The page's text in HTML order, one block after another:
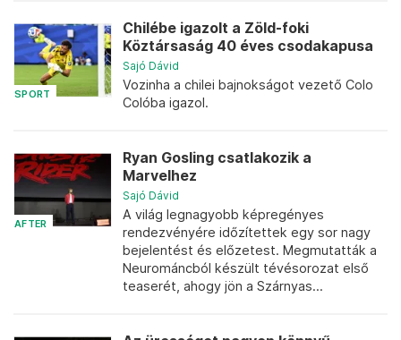
SPORT
Chilébe igazolt a Zöld-foki
Köztársaság 40 éves csodakapusa
Sajó Dávid
Vozinha a chilei bajnokságot vezető Colo
Colóba igazol.
AFTER
Ryan Gosling csatlakozik a
Marvelhez
Sajó Dávid
A világ legnagyobb képregényes
rendezvényére időzítettek egy sor nagy
bejelentést és előzetest. Megmutatták a
Neurománcból készült tévésorozat első
teaserét, ahogy jön a Szárnyas...